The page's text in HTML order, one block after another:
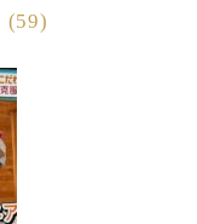
(59)